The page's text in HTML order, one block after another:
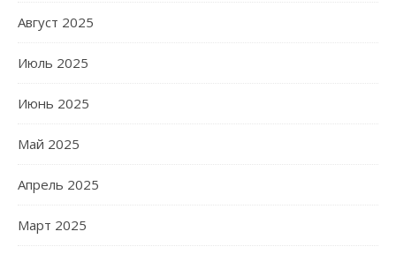
Август 2025
Июль 2025
Июнь 2025
Май 2025
Апрель 2025
Март 2025